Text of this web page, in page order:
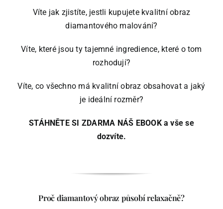
Víte jak zjistíte, jestli kupujete kvalitní obraz
diamantového malování?
Víte, které jsou ty tajemné ingredience, které o tom
rozhodují?
Víte, co všechno má kvalitní obraz obsahovat a jaký
je ideální rozměr?
STÁHNĚTE SI ZDARMA NÁŠ EBOOK a vše se
dozvíte.
Proč diamantový obraz působí relaxačně?